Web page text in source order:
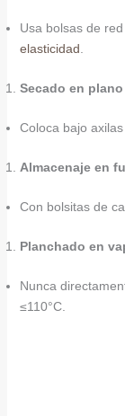
Usa bolsas de
elasticidad
Secado en
Coloca bajo
Almacenaje en
Con bolsitas de
Planchado en
Nunca
≤110°C.